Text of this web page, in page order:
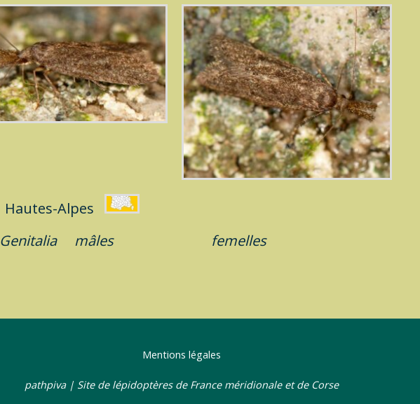
Hautes-Alpes
Genitalia mâles femelles
Mentions légales
pathpiva | Site de lépidoptères de France méridionale et de Corse